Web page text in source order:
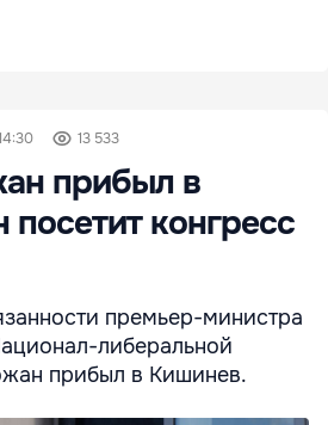
13 533
прибыл в
конгресс
премьер-министра
либеральной
прибыл в Кишинев.